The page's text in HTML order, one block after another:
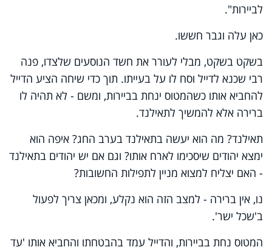
לביירות".
כאן עלה וגבר חששו.
בשקט בשקט, מבלי לעורר את חשד הנוסעים שלצדו, פנה
רבי שכנא לדייל וסח לו על בעייתו. תוך כדי שיחה הציע הדייל
להחביא אותו כשהמטוס ינחת בביירות, ומשם - לא תהיה לו
ברירה אלא להמשיך לתאילנד.
תאילנד? מה הוא יעשה בתאילנד בערב החג? איפה הוא
ימצא יהודים שיסכימו לארח אותו? וגם אם יש יהודים בתאילנד
- האם יצליח למצוא מניין לתפילות החשובות?
נו, אין ברירה - למצב הזה הוא נקלע, ומכאן צריך לפעול
ב'שכל ישר'.
המטוס נחת בביירות, והדייל עמד בהבטחתו והחביא אותו 'עד